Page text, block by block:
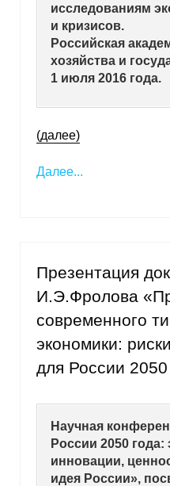
Inforum
Ученый совет
Материалы
Оценка
Российская
Мониторинга
Образование и карьера
Кафедра МФТИ
исследованиям
и кризисов.
Российская
хозяйства и
1 июля 2016 года.
(далее)
Далее...
Презентация
И.Э.Фролова
современного
экономики:
для России 2050
Научная
России 2050 года:
инновации,
идея России»,